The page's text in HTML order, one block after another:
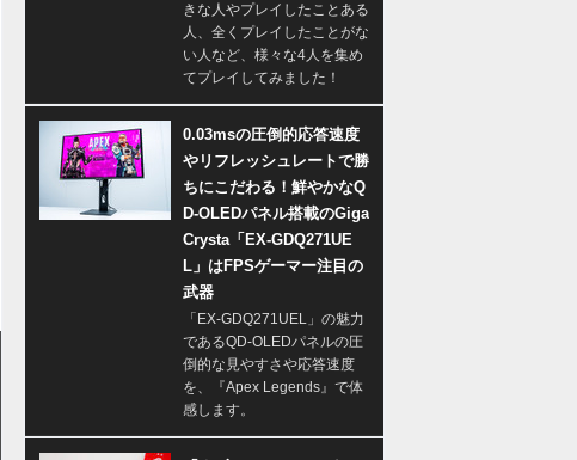
きな人やプレイしたことある
人、全くプレイしたことがな
い人など、様々な4人を集め
てプレイしてみました！
0.03msの圧倒的応答速度
やリフレッシュレートで勝
ちにこだわる！鮮やかなQ
D-OLEDパネル搭載のGiga
Crysta「EX-GDQ271UE
L」はFPSゲーマー注目の
武器
「EX-GDQ271UEL」の魅力
であるQD-OLEDパネルの圧
倒的な見やすさや応答速度
を、『Apex Legends』で体
感します。